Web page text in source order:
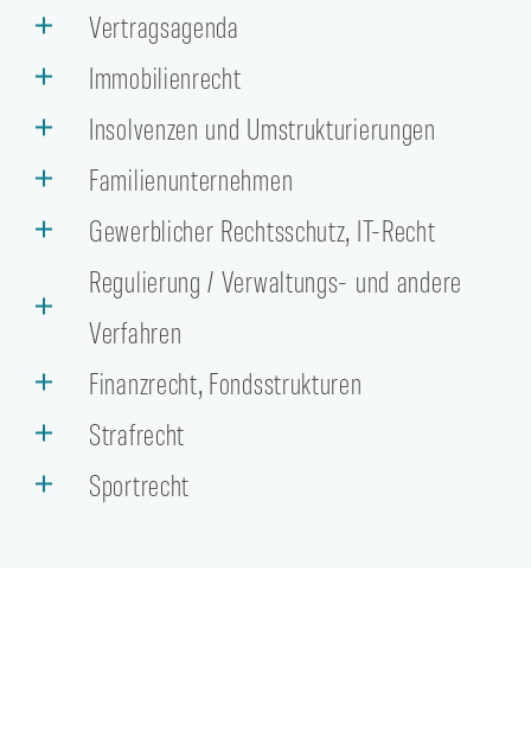
Vertragsagenda
Immobilienrecht
Insolvenzen und Umstrukturierungen
Familienunternehmen
Gewerblicher Rechtsschutz, IT-Recht
Regulierung / Verwaltungs- und andere
Verfahren
Finanzrecht, Fondsstrukturen
Strafrecht
Sportrecht